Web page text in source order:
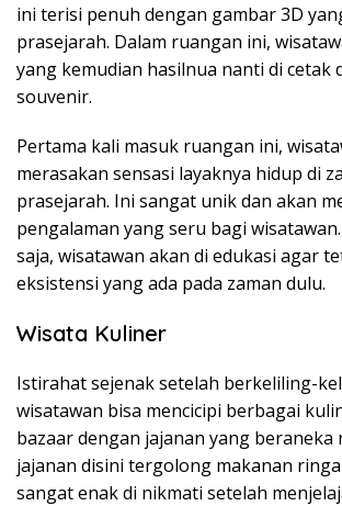
ini terisi penuh dengan gambar 3D
prasejarah. Dalam ruangan ini,
yang kemudian hasilnua nanti di cetak
souvenir.
Pertama kali masuk ruangan ini,
merasakan sensasi layaknya hidup di
prasejarah. Ini sangat unik dan akan
pengalaman yang seru bagi
saja, wisatawan akan di edukasi agar
eksistensi yang ada pada zaman dulu.
Wisata Kuliner
Istirahat sejenak setelah berkeliling-
wisatawan bisa mencicipi berbagai
bazaar dengan jajanan yang beraneka
jajanan disini tergolong makanan
sangat enak di nikmati setelah